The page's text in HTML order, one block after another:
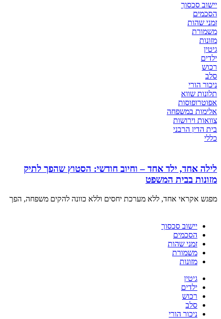
יישוב סכסוך
הסכמים
זמני שהות
משמורת
מזונות
גיטין
ילדים
רכוש
סלב
ניכור הורי
תלונות שווא
אפוטרופוסות
אלימות במשפחה
צוואות וירושות
בית הדין הרבני
כללי
לילה אחד, ילד אחד – וחיוב חודשי: הסטוץ שהפך לתיק
מזונות בבית המשפט
מפגש אקראי אחד, ללא מערכת יחסים וללא כוונה להקים משפחה, הפך
יישוב סכסוך
הסכמים
זמני שהות
משמורת
מזונות
גיטין
ילדים
רכוש
סלב
ניכור הורי